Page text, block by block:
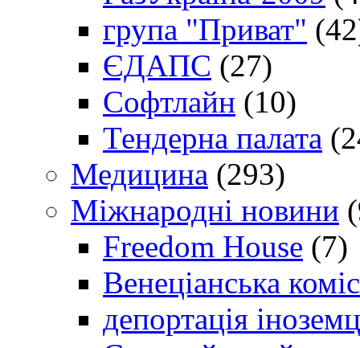
група "Приват"
ЄДАПС (27)
Софтлайн (10)
Тендерна палата
Медицина (293)
Міжнародні новини
Freedom House (7)
Венеціанська
депортація